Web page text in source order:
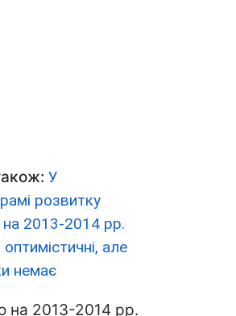
У
розвитку
на 2013-2014 рр.
але
немає
на 2013-2014 рр.